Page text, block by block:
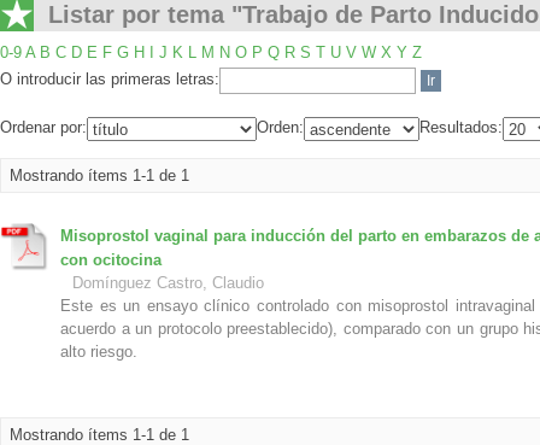
Listar por tema "Trabajo de Parto
0-9 A B C D E F G H J K L M N O P Q R S T U V W X Y Z
O introducir las primeras letras:
Ordenar por: Orden: Resultados:
Mostrando ítems 1-1 de 1
Misoprostol vaginal para inducción del parto en embarazos
con ocitocina
Domínguez Castro, Claudio
Este es un ensayo clínico controlado con misoprostol
acuerdo a un protocolo preestablecido), comparado con un grupo
alto riesgo.
Mostrando ítems 1-1 de 1